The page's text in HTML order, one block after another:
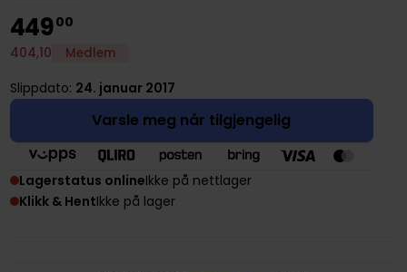
44900
404,10 Medlem
Slippdato: 24. januar 2017
Varsle meg når tilgjengelig
Lagerstatus onlineIkke på nettlager
Klikk & HentIkke på lager